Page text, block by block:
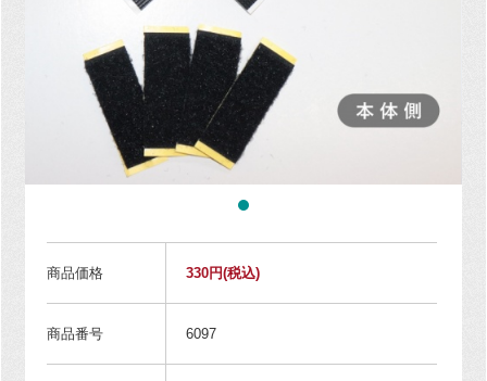
商品価格 330円(税込)
商品番号 6097